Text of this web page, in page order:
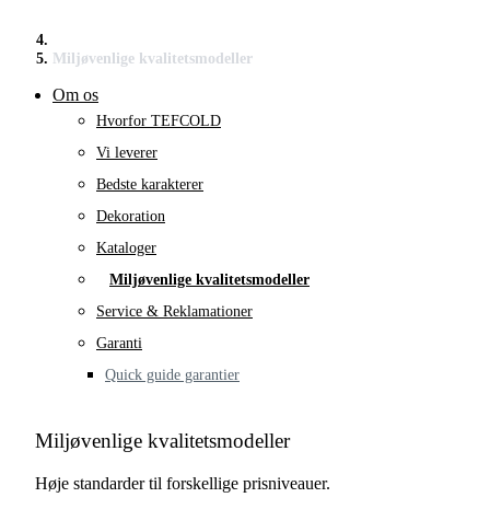
Miljøvenlige kvalitetsmodeller
Om os
Hvorfor TEFCOLD
Vi leverer
Bedste karakterer
Dekoration
Kataloger
Miljøvenlige kvalitetsmodeller
Service & Reklamationer
Garanti
Quick guide garantier
Miljøvenlige kvalitetsmodeller
Høje standarder til forskellige prisniveauer.